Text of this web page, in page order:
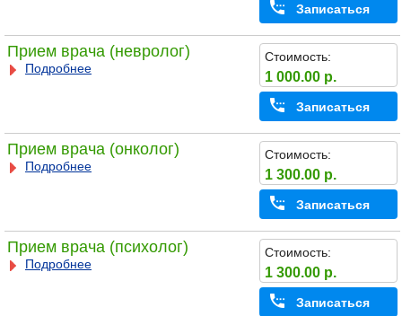
Записаться
Прием врача (невролог)
Подробнее
Стоимость:
1 000.00 р.
Записаться
Прием врача (онколог)
Подробнее
Стоимость:
1 300.00 р.
Записаться
Прием врача (психолог)
Подробнее
Стоимость:
1 300.00 р.
Записаться